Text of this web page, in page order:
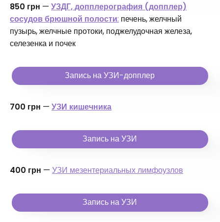
850 грн — УЗДГ, допплерография (допплер)
сосудов брюшной полости: печень, желчный
пузырь, желчные протоки, поджелудочная железа,
селезенка и почек
Запись на УЗИ-допплер
700 грн — УЗИ кишечника
Запись на УЗИ
400 грн — УЗИ мезентериальных лимфоузлов
Запись на УЗИ